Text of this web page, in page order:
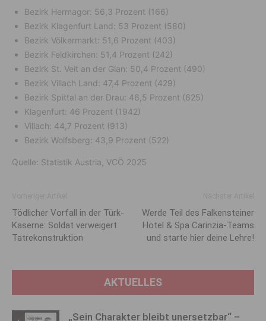
Bezirk Hermagor: 56,3 Prozent (166)
Bezirk Klagenfurt Land: 53 Prozent (580)
Bezirk Völkermarkt: 51,6 Prozent (403)
Bezirk Feldkirchen: 51,4 Prozent (242)
Bezirk St. Veit an der Glan: 50,4 Prozent (490)
Bezirk Villach Land: 47,4 Prozent (429)
Bezirk Spittal an der Drau: 46,5 Prozent (625)
Klagenfurt: 46 Prozent (1942)
Villach: 44,7 Prozent (913)
Bezirk Wolfsberg: 43,9 Prozent (522)
Quelle: Statistik Austria, VCÖ 2025
Tödlicher Vorfall in der Türk-
Kaserne: Soldat verweigert
Tatrekonstruktion
Werde Teil des Falkensteiner
Hotel & Spa Carinzia-Teams
und starte hier deine Lehre!
AKTUELLES
„Sein Charakter bleibt unersetzbar“ –